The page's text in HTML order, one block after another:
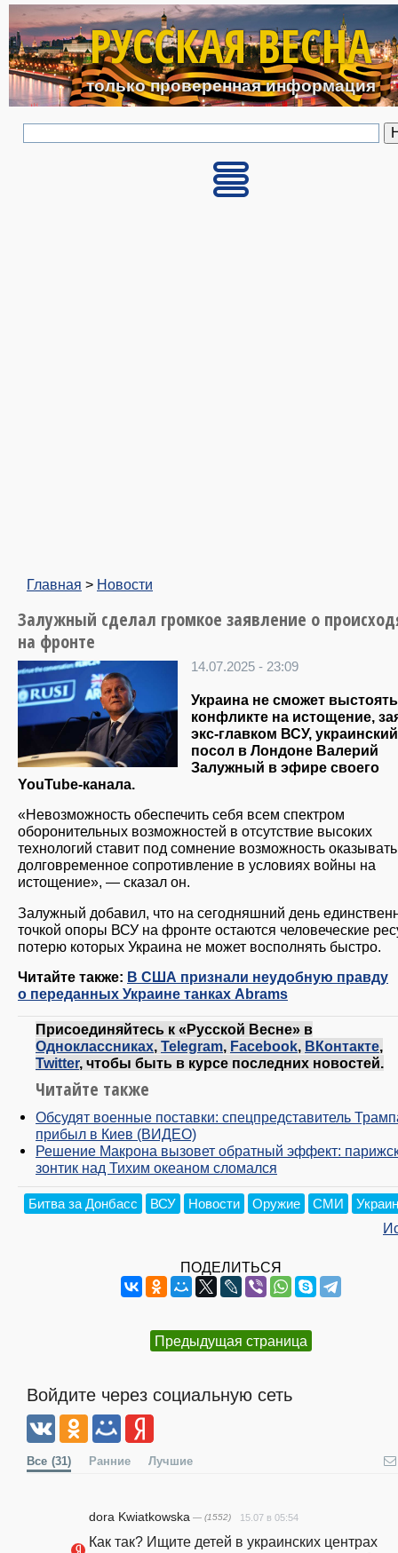
Перейти к основному
РУССКАЯ ВЕСНА
только проверенная информация
Главная > Новости
Залужный сделал громкое заявление о
на фронте
14.07.2025 - 23:09
Украина не сможет
конфликте на истощение,
экс-главком ВСУ, украинский
посол в Лондоне Валерий
Залужный в эфире своего
YouTube-канала.
«Невозможность обеспечить себя всем спектром
оборонительных возможностей в отсутствие высоких
технологий ставит под сомнение возможность оказывать
долговременное сопротивление в условиях войны на
истощение», — сказал он.
Залужный добавил, что на сегодняшний день
точкой опоры ВСУ на фронте остаются человеческие
потерю которых Украина не может восполнять быстро.
Читайте также: В США признали неудобную правду
о переданных Украине танках Abrams
Присоединяйтесь к «Русской Весне» в
Одноклассниках, Telegram, Facebook, ВКонтакте,
Twitter, чтобы быть в курсе последних новостей.
Читайте также
Обсудят военные поставки: спецпредставитель
прибыл в Киев (ВИДЕО)
Решение Макрона вызовет обратный эффект:
зонтик над Тихим океаном сломался
Битва за Донбасс ВСУ Новости Оружие СМИ
ПОДЕЛИТЬСЯ
Предыдущая страница
Войдите через социальную сеть
Все (31) Ранние Лучшие
dora Kwiatkowska — (1552) 15.07 в 05:54
Как так? Ищите детей в украинских центрах